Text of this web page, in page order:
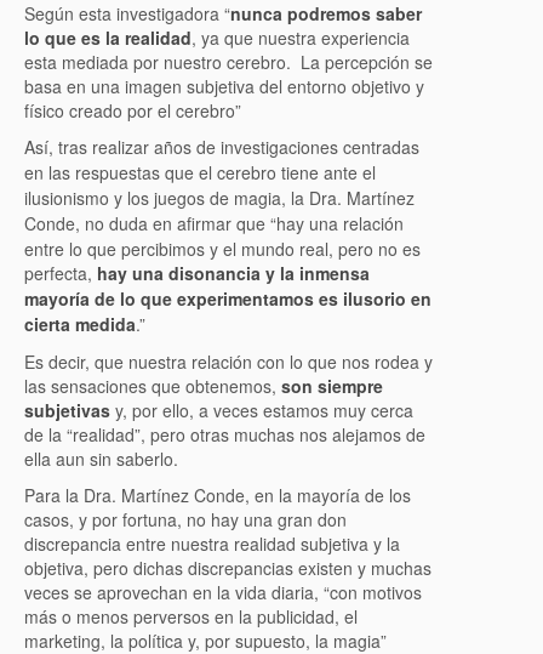
Según esta investigadora “nunca podremos saber
lo que es la realidad, ya que nuestra experiencia
esta mediada por nuestro cerebro. La percepción se
basa en una imagen subjetiva del entorno objetivo y
físico creado por el cerebro”
Así, tras realizar años de investigaciones centradas
en las respuestas que el cerebro tiene ante el
ilusionismo y los juegos de magia, la Dra. Martínez
Conde, no duda en afirmar que “hay una relación
entre lo que percibimos y el mundo real, pero no es
perfecta, hay una disonancia y la inmensa
mayoría de lo que experimentamos es ilusorio en
cierta medida.”
Es decir, que nuestra relación con lo que nos rodea y
las sensaciones que obtenemos, son siempre
subjetivas y, por ello, a veces estamos muy cerca
de la “realidad”, pero otras muchas nos alejamos de
ella aun sin saberlo.
Para la Dra. Martínez Conde, en la mayoría de los
casos, y por fortuna, no hay una gran don
discrepancia entre nuestra realidad subjetiva y la
objetiva, pero dichas discrepancias existen y muchas
veces se aprovechan en la vida diaria, “con motivos
más o menos perversos en la publicidad, el
marketing, la política y, por supuesto, la magia”